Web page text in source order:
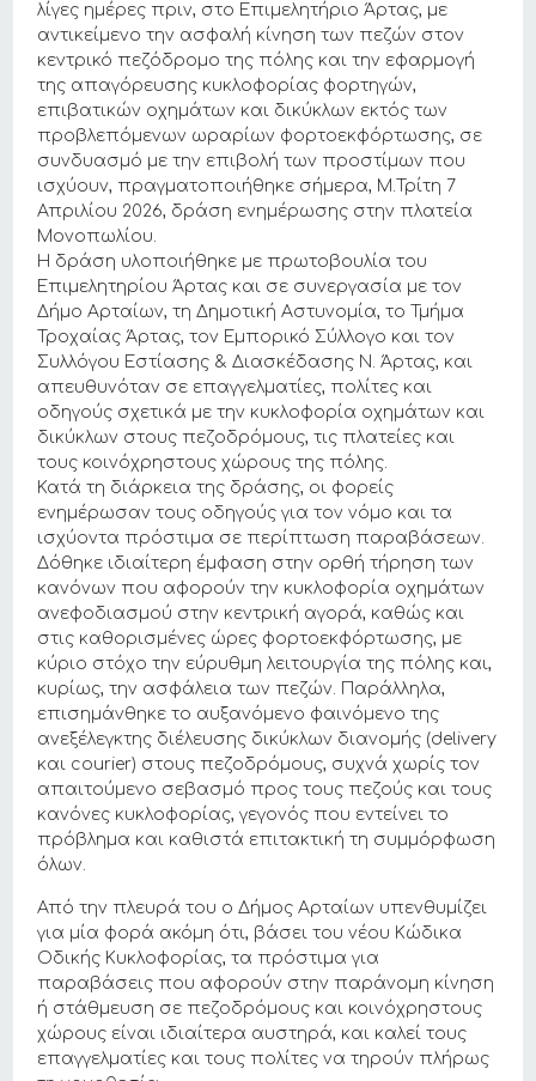
λίγες ημέρες πριν, στο Επιμελητήριο Άρτας, με
αντικείμενο την ασφαλή κίνηση των πεζών στον
κεντρικό πεζόδρομο της πόλης και την εφαρμογή
της απαγόρευσης κυκλοφορίας φορτηγών,
επιβατικών οχημάτων και δικύκλων εκτός των
προβλεπόμενων ωραρίων φορτοεκφόρτωσης, σε
συνδυασμό με την επιβολή των προστίμων που
ισχύουν, πραγματοποιήθηκε σήμερα, Μ.Τρίτη 7
Απριλίου 2026, δράση ενημέρωσης στην πλατεία
Μονοπωλίου.
Η δράση υλοποιήθηκε με πρωτοβουλία του
Επιμελητηρίου Άρτας και σε συνεργασία με τον
Δήμο Αρταίων, τη Δημοτική Αστυνομία, το Τμήμα
Τροχαίας Άρτας, τον Εμπορικό Σύλλογο και τον
Συλλόγου Εστίασης & Διασκέδασης Ν. Άρτας, και
απευθυνόταν σε επαγγελματίες, πολίτες και
οδηγούς σχετικά με την κυκλοφορία οχημάτων και
δικύκλων στους πεζοδρόμους, τις πλατείες και
τους κοινόχρηστους χώρους της πόλης.
Κατά τη διάρκεια της δράσης, οι φορείς
ενημέρωσαν τους οδηγούς για τον νόμο και τα
ισχύοντα πρόστιμα σε περίπτωση παραβάσεων.
Δόθηκε ιδιαίτερη έμφαση στην ορθή τήρηση των
κανόνων που αφορούν την κυκλοφορία οχημάτων
ανεφοδιασμού στην κεντρική αγορά, καθώς και
στις καθορισμένες ώρες φορτοεκφόρτωσης, με
κύριο στόχο την εύρυθμη λειτουργία της πόλης και,
κυρίως, την ασφάλεια των πεζών. Παράλληλα,
επισημάνθηκε το αυξανόμενο φαινόμενο της
ανεξέλεγκτης διέλευσης δικύκλων διανομής (delivery
και courier) στους πεζοδρόμους, συχνά χωρίς τον
απαιτούμενο σεβασμό προς τους πεζούς και τους
κανόνες κυκλοφορίας, γεγονός που εντείνει το
πρόβλημα και καθιστά επιτακτική τη συμμόρφωση
όλων.
Από την πλευρά του ο Δήμος Αρταίων υπενθυμίζει
για μία φορά ακόμη ότι, βάσει του νέου Κώδικα
Οδικής Κυκλοφορίας, τα πρόστιμα για
παραβάσεις που αφορούν στην παράνομη κίνηση
ή στάθμευση σε πεζοδρόμους και κοινόχρηστους
χώρους είναι ιδιαίτερα αυστηρά, και καλεί τους
επαγγελματίες και τους πολίτες να τηρούν πλήρως